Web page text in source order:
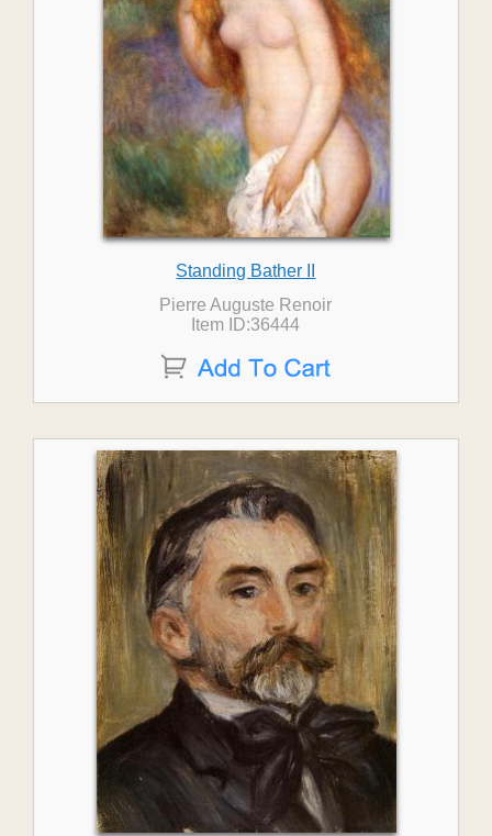
Standing Bather II
Pierre Auguste Renoir
Item ID:36444